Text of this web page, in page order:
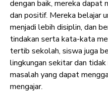
dengan baik, mereka dapat
dan positif. Mereka belajar
menjadi lebih disiplin, dan
tindakan serta kata-kata
tertib sekolah, siswa juga
lingkungan sekitar dan
masalah yang dapat
mengajar.